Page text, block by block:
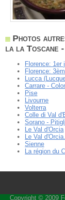
Photos
la la Toscane
Florence: 1er
Florence:
Lucca
Carrare -
Pise
Livourne
Volterra
Colle di Val
Sorano -
Le Val d'Orcia
Le Val
Sienne
La région du
Copyright © 2009